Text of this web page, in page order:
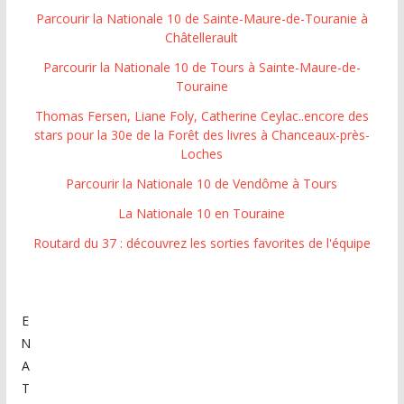
Parcourir la Nationale 10 de Sainte-Maure-de-Touranie à
Châtellerault
Parcourir la Nationale 10 de Tours à Sainte-Maure-de-
Touraine
Thomas Fersen, Liane Foly, Catherine Ceylac..encore des
stars pour la 30e de la Forêt des livres à Chanceaux-près-
Loches
Parcourir la Nationale 10 de Vendôme à Tours
La Nationale 10 en Touraine
Routard du 37 : découvrez les sorties favorites de l'équipe
E
N
A
T